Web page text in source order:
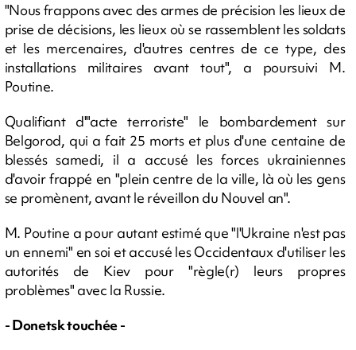
"Nous frappons avec des armes de précision les lieux de
prise de décisions, les lieux où se rassemblent les soldats
et les mercenaires, d'autres centres de ce type, des
installations militaires avant tout", a poursuivi M.
Poutine.
Qualifiant d'"acte terroriste" le bombardement sur
Belgorod, qui a fait 25 morts et plus d'une centaine de
blessés samedi, il a accusé les forces ukrainiennes
d'avoir frappé en "plein centre de la ville, là où les gens
se promènent, avant le réveillon du Nouvel an".
M. Poutine a pour autant estimé que "l'Ukraine n'est pas
un ennemi" en soi et accusé les Occidentaux d'utiliser les
autorités de Kiev pour "règle(r) leurs propres
problèmes" avec la Russie.
- Donetsk touchée -